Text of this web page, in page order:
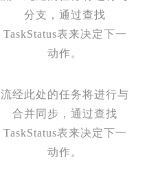
分支，通过查找
TaskStatus表来决定下一
动作。
流经此处的任务将进行与
合并同步，通过查找
TaskStatus表来决定下一
动作。